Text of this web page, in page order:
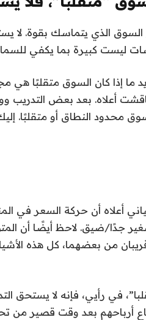
الذي يتماسك بقوة. لا
ليست كبيرة بما يكفي
إذا كان السوق متقلبًا هي
ناقشت أعلاه. بعد بعض
محدود النطاق أو متقلبًا.
أعلاه أن حركة السعر في
من بعضهما، كل هذه
في رأيي، فإنه لا يستحق
أرباحهم بعد وقت قصير من